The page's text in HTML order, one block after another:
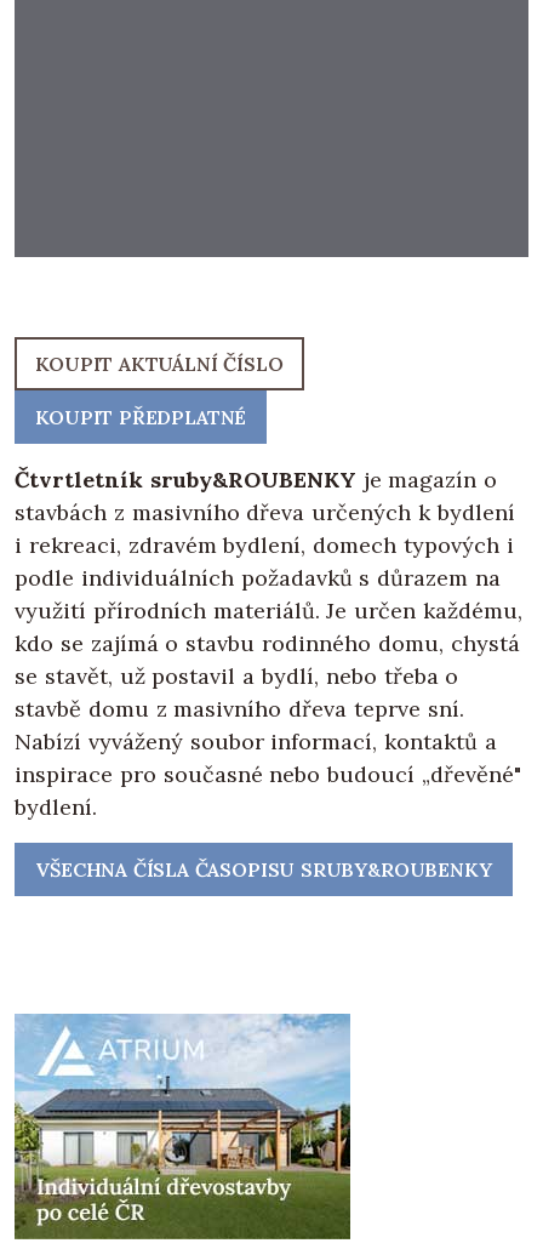
KOUPIT AKTUÁLNÍ ČÍSLO
KOUPIT PŘEDPLATNÉ
Čtvrtletník sruby&ROUBENKY je magazín o
stavbách z masivního dřeva určených k bydlení
i rekreaci, zdravém bydlení, domech typových i
podle individuálních požadavků s důrazem na
využití přírodních materiálů. Je určen každému,
kdo se zajímá o stavbu rodinného domu, chystá
se stavět, už postavil a bydlí, nebo třeba o
stavbě domu z masivního dřeva teprve sní.
Nabízí vyvážený soubor informací, kontaktů a
inspirace pro současné nebo budoucí „dřevěné"
bydlení.
VŠECHNA ČÍSLA ČASOPISU SRUBY&ROUBENKY